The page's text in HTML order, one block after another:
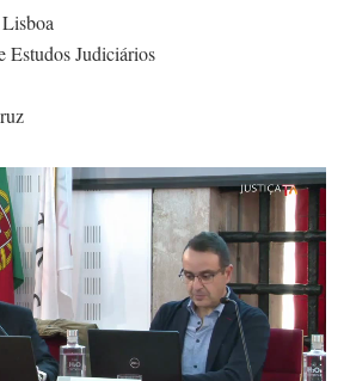
Estudos Judiciários